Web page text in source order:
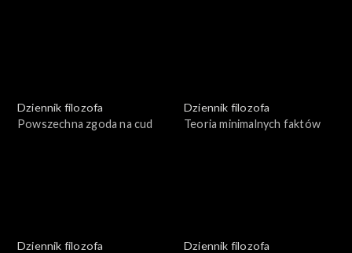
Dziennik filozofa
Powszechna zgoda na cud
Dziennik filozofa
Teoria minimalnych faktów
Dziennik filozofa
Dziennik filozofa